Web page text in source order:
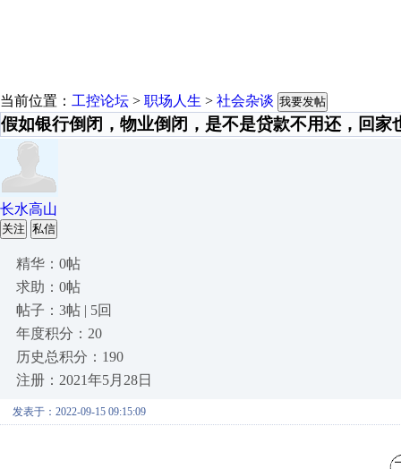
当前位置： 工控论坛 > 职场人生 > 社会杂谈 我要发帖
假如银行倒闭，物业倒闭，是不是贷款不用还，回家
长水高山
关注 私信
精华：0帖
求助：0帖
帖子：3帖 | 5回
年度积分：20
历史总积分：190
注册：2021年5月28日
发表于：2022-09-15 09:15:09